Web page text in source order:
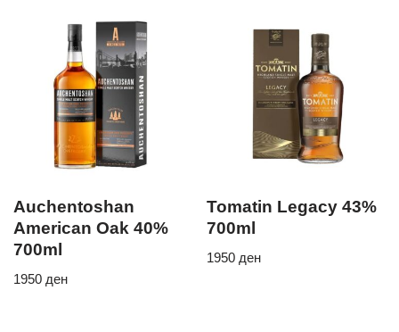
Auchentoshan
American Oak 40%
700ml
1950 ден
Tomatin Legacy 43%
700ml
1950 ден